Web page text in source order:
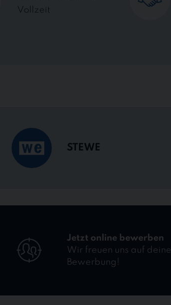
Vollzeit
STEWE
Jetzt online bewerben
Wir freuen uns auf deine
Bewerbung!